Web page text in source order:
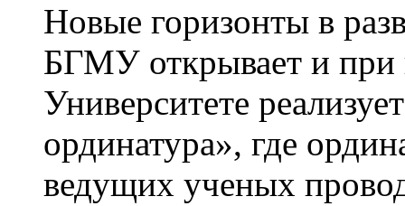
Новые горизонты в
БГМУ открывает и при
Университете
ординатура», где
ведущих ученых